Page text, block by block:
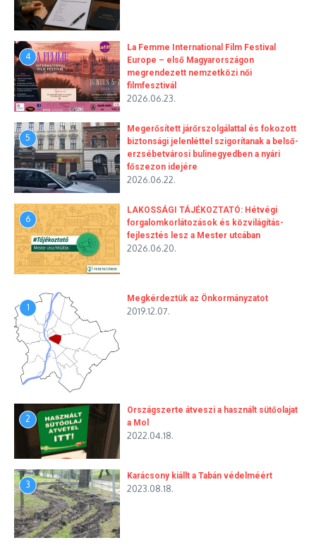
4
La Femme International Film Festival
Europe – első Magyarországon
megrendezett nemzetközi női
filmfesztivál
2026.06.23.
5
Megerősített járőrszolgálattal és fokozott
biztonsági jelenléttel szigorítanak a belső-
erzsébetvárosi bulinegyedben a nyári
főszezon idejére
2026.06.22.
6
LAKOSSÁGI TÁJÉKOZTATÓ: Hétvégi
forgalomkorlátozások és közvilágítás-
fejlesztés lesz a Mester utcában
2026.06.20.
1
Megkérdeztük az Önkormányzatot
2019.12.07.
2
Országszerte átveszi a használt sütőolajat
a Mol
2022.04.18.
3
Karácsony kiállt a Tabán védelméért
2023.08.18.